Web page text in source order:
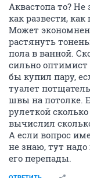
Аквастопа то?
как развести,
Может
растянуть
пола в ванной.
сильно оптимист
бы купил пару,
туалет
швы на потолке.
рулеткой
вычислил
А если вопрос
не знаю, тут
его перепады.